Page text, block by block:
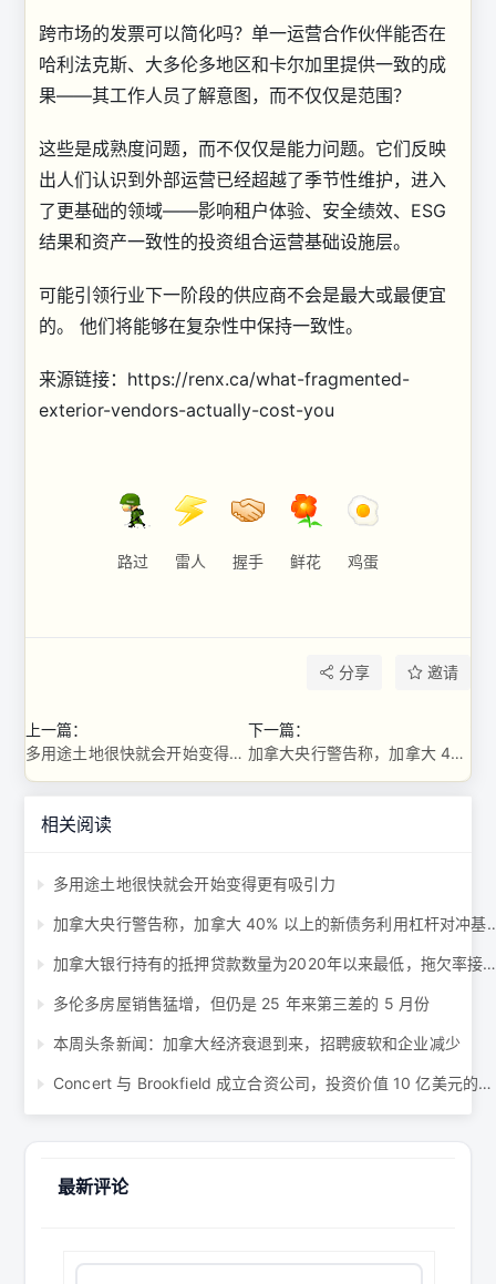
跨市场的发票可以简化吗？单一运营合作伙伴能否在
哈利法克斯、大多伦多地区和卡尔加里提供一致的成
果——其工作人员了解意图，而不仅仅是范围？
这些是成熟度问题，而不仅仅是能力问题。它们反映
出人们认识到外部运营已经超越了季节性维护，进入
了更基础的领域——影响租户体验、安全绩效、ESG
结果和资产一致性的投资组合运营基础设施层。
可能引领行业下一阶段的供应商不会是最大或最便宜
的。 他们将能够在复杂性中保持一致性。
来源链接：https://renx.ca/what-fragmented-
exterior-vendors-actually-cost-you
路过 雷人 握手 鲜花 鸡蛋
分享 邀请
上一篇：
多用途土地很快就会开始变得更有吸引力
下一篇：
加拿大央行警告称，加拿大 40% 以上的新债务利用杠杆对冲基金 ...
相关阅读
多用途土地很快就会开始变得更有吸引力
加拿大央行警告称，加拿大
加拿大银行持有的抵押贷款数量为2020年以来最低，拖欠率接近十年高位 ...
多伦多房屋销售猛增，但仍是 25 年来第三差的 5 月份
本周头条新闻：加拿大经济衰退到来，招聘疲软和企业减少
Concert 与 Brookfield 成立合资公司，投资价值 10 亿美元的工业产品组合 ...
最新评论